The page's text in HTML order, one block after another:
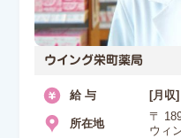
ウイング栄町薬局
給 与 [月収
所在地
〒
ウィ